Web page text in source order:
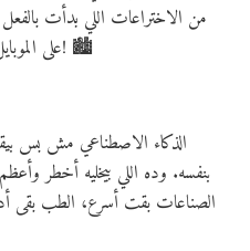
من الاختراعات اللي بدأت
على الموبايل، لحد أنظمة ضخمة بتدير مدن كاملة! 🏙️
الذكاء الاصطناعي مش بس
بنفسه. وده اللي بيخليه أخطر
الصناعات بقت أسرع، الطب بقى